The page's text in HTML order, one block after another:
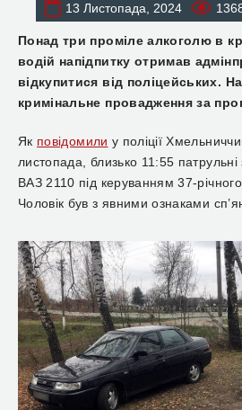
13 Листопада, 2024
Понад три проміле алкоголю в
водій напідпитку отримав
відкупитися від поліцейських.
кримінальне провадження за
Як повідомили у поліції
листопада, близько 11:55
ВАЗ 2110 під керуванням 37-
Чоловік був з явними ознаками